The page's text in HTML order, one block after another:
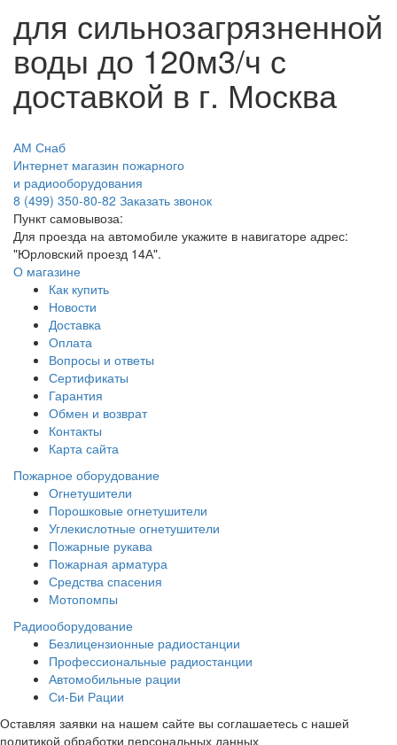
для сильнозагрязненной
воды до 120м3/ч с
доставкой в г. Москва
АМ Снаб
Интернет магазин пожарного
и радиооборудования
8 (499) 350-80-82 Заказать звонок
Пункт самовывоза:
Для проезда на автомобиле укажите в навигаторе адрес:
"Юрловский проезд 14А".
О магазине
Как купить
Новости
Доставка
Оплата
Вопросы и ответы
Сертификаты
Гарантия
Обмен и возврат
Контакты
Карта сайта
Пожарное оборудование
Огнетушители
Порошковые огнетушители
Углекислотные огнетушители
Пожарные рукава
Пожарная арматура
Средства спасения
Мотопомпы
Радиооборудование
Безлицензионные радиостанции
Профессиональные радиостанции
Автомобильные рации
Си-Би Рации
Оставляя заявки на нашем сайте вы соглашаетесь с нашей
политикой обработки персональных данных